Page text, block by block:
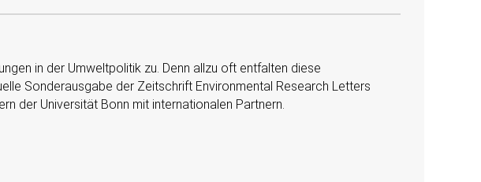
in der Umweltpolitik zu. Denn allzu oft entfalten diese
Sonderausgabe der Zeitschrift Environmental Research Letters
der Universität Bonn mit internationalen Partnern.